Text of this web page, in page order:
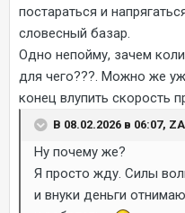
постараться и
словесный базар.
Одно непойму, зачем
для чего???. Можно же
конец влупить скорость
В 08.02.2026 в 06:07,
Ну почему же?
Я просто жду. Силы
и внуки деньги